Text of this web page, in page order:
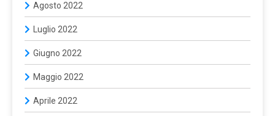
Agosto 2022
Luglio 2022
Giugno 2022
Maggio 2022
Aprile 2022